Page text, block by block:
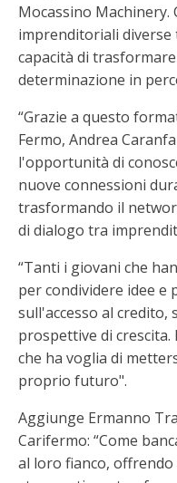
Mocassino Machinery.
imprenditoriali diverse
capacità di
determinazione in
“Grazie a questo
Fermo, Andrea
l'opportunità di
nuove connessioni
trasformando il
di dialogo tra
“Tanti i giovani che
per condividere idee e
sull'accesso al credito,
prospettive di crescita.
che ha voglia di
proprio futuro".
Aggiunge Ermanno
Carifermo: “Come
al loro fianco, offrendo